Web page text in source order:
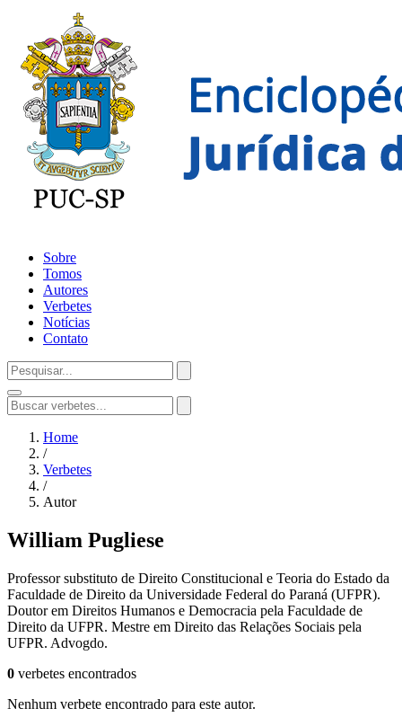
Sobre
Tomos
Autores
Verbetes
Notícias
Contato
Home
/
Verbetes
/
Autor
William Pugliese
Professor substituto de Direito Constitucional e Teoria do Estado da
Faculdade de Direito da Universidade Federal do Paraná (UFPR).
Doutor em Direitos Humanos e Democracia pela Faculdade de
Direito da UFPR. Mestre em Direito das Relações Sociais pela
UFPR. Advogdo.
0 verbetes encontrados
Nenhum verbete encontrado para este autor.